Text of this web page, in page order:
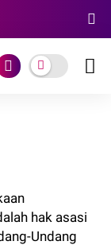
hak asasi
Undang